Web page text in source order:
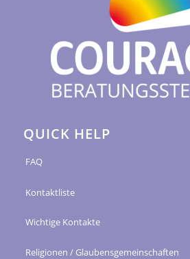
QUICK HELP
FAQ
Kontaktliste
Wichtige Kontakte
Religionen / Glaubensgemeinschaften